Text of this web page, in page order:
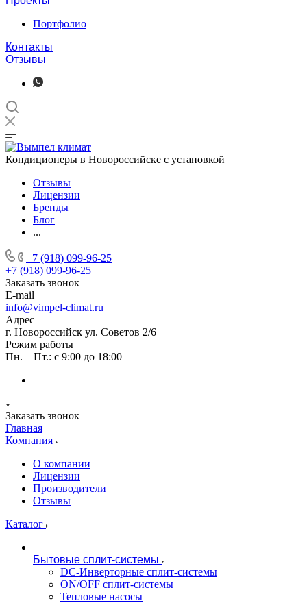
Портфолио
Контакты
Отзывы
Кондиционеры в Новороссийске с установкой
Отзывы
Лицензии
Бренды
Блог
...
+7 (918) 099-96-25
+7 (918) 099-96-25
Заказать звонок
E-mail
info@vimpel-climat.ru
Адрес
г. Новороссийск ул. Советов 2/6
Режим работы
Пн. – Пт.: с 9:00 до 18:00
Заказать звонок
Главная
Компания
О компании
Лицензии
Производители
Отзывы
Каталог
Бытовые сплит-системы
DC-Инверторные сплит-системы
ON/OFF сплит-системы
Тепловые насосы